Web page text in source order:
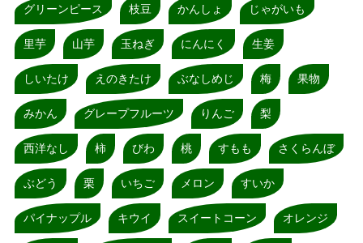
グリーンピース 枝豆 かんしょ じゃがいも
里芋 山芋 玉ねぎ にんにく 生姜
しいたけ えのきたけ ぶなしめじ 梅 果物
みかん グレープフルーツ りんご 梨
西洋なし 柿 びわ 桃 すもも さくらんぼ
ぶどう 栗 いちご メロン すいか
パイナップル キウイ スイートコーン オレンジ